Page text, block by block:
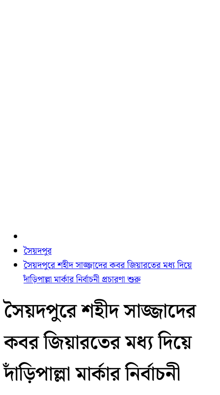
সৈয়দপুর
সৈয়দপুরে শহীদ সাজ্জাদের কবর জিয়ারতের মধ্য দিয়ে
দাঁড়িপাল্লা মার্কার নির্বাচনী প্রচারণা শুরু
সৈয়দপুরে শহীদ সাজ্জাদের
কবর জিয়ারতের মধ্য দিয়ে
দাঁড়িপাল্লা মার্কার নির্বাচনী